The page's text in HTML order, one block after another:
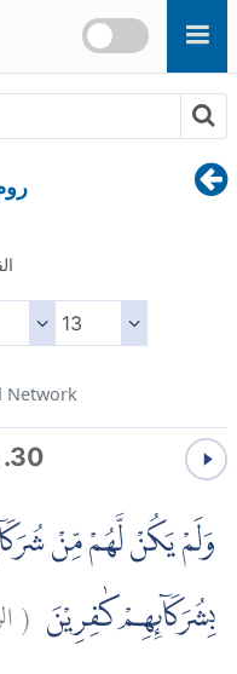
Network
30. روم آیه 13
وَلَمْ يَكُنْ لَّهُمْ مِّنْ
بِشُرَكَاۤىِٕهِمْ كٰفِرِيْنَ (